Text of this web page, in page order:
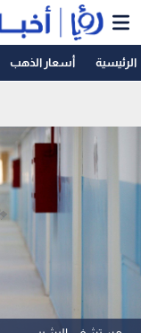
الرئيسية أسعار الذهب